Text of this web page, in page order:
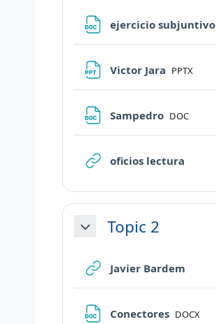
ejercicio subjuntivo
Victor Jara File
PPTX
Sampedro File
DOC
oficios lectura
MinimizzaTopic 2
Javier Bardem
Conectores File
DOCX